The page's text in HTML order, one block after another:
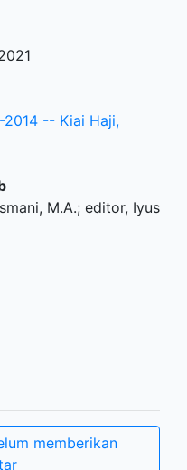
2014 -- Kiai Haji,
M.A.; editor, Iyus
memberikan